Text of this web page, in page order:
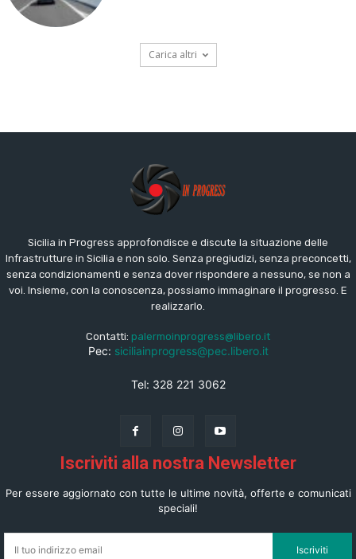
Carica altri
Sicilia in Progress approfondisce e discute la situazione delle
Infrastrutture in Sicilia e non solo. Senza pregiudizi, senza preconcetti,
senza condizionamenti e senza dover rispondere a nessuno, se non a
voi. Insieme, con la conoscenza, possiamo immaginare il progresso. E
realizzarlo.
Contatti: palermoinprogress@libero.it
Pec: siciliainprogress@pec.libero.it
Tel: 328 221 3062
Iscriviti alla nostra Newsletter
Per essere aggiornato con tutte le ultime novità, offerte e comunicati
speciali!
Iscriviti